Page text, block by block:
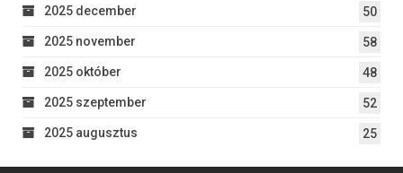
2025 december 50
2025 november 58
2025 október 48
2025 szeptember 52
2025 augusztus 25